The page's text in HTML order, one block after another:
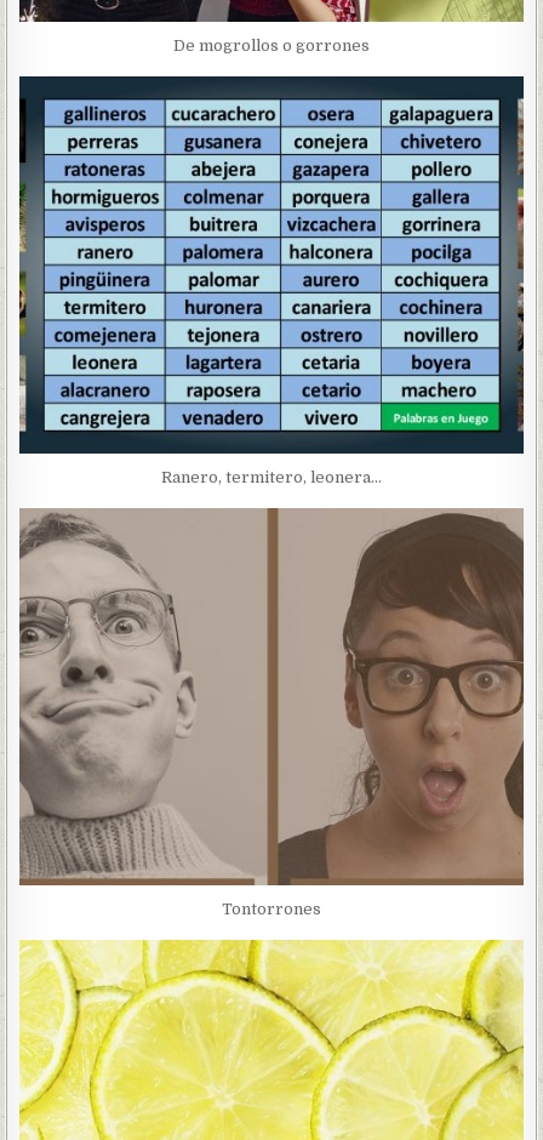
De mogrollos o gorrones
Ranero, termitero, leonera…
Tontorrones